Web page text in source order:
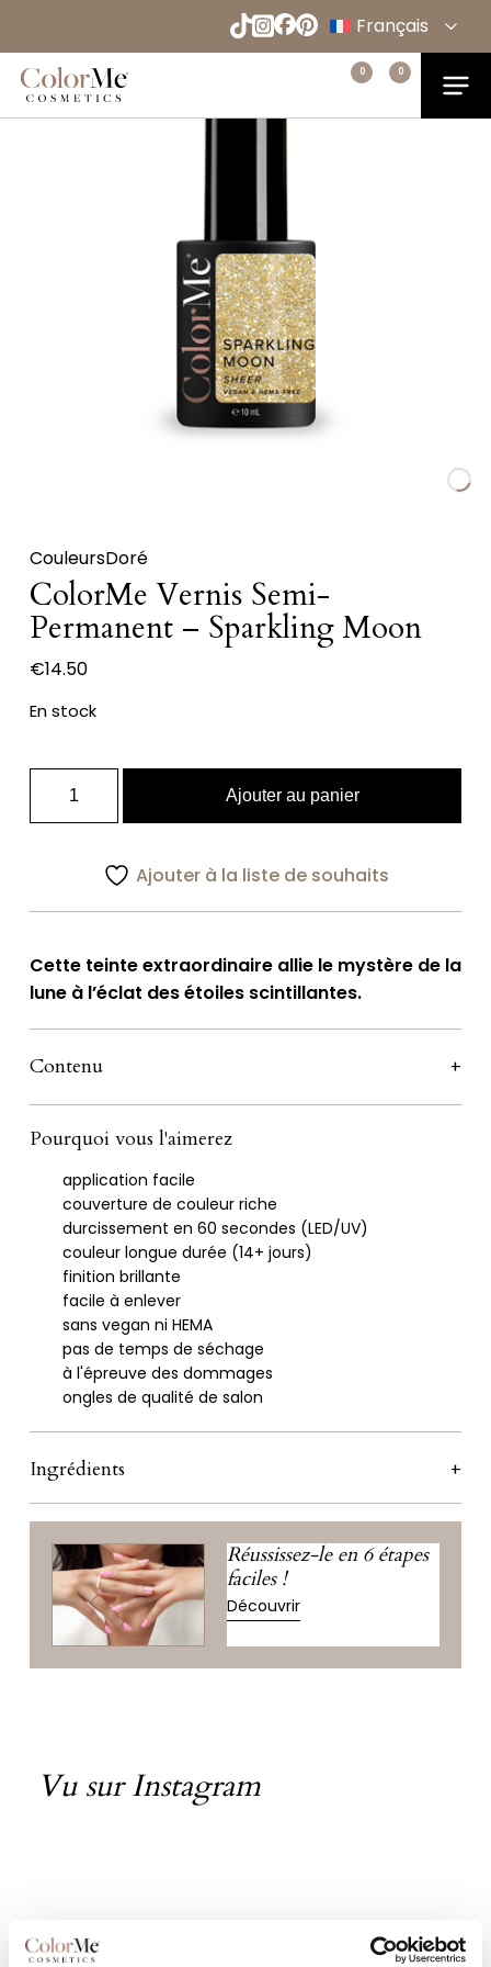
English
Español
Deutsch
Français
Home 0 0
Vu sur Instagram
Ongles de notre communauté
CouleursDoré
ColorMe Vernis Semi-
Permanent – Sparkling Moon
€14.50
En stock
Permanent
Sparkling
Moon
Ajouter au panier
Cette teinte extraordinaire allie le mystère de la
lune à l’éclat des étoiles scintillantes.
Ajouter à la liste de souhaits
Pourquoi vous l'aimerez
application facile
couverture de couleur riche
durcissement en 60 secondes (LED/UV)
couleur longue durée (14+ jours)
finition brillante
facile à enlever
sans vegan ni HEMA
pas de temps de séchage
à l'épreuve des dommages
ongles de qualité de salon
Contenu
Ingrédients
Réussissez-le en 6 étapes
faciles !
Découvrir